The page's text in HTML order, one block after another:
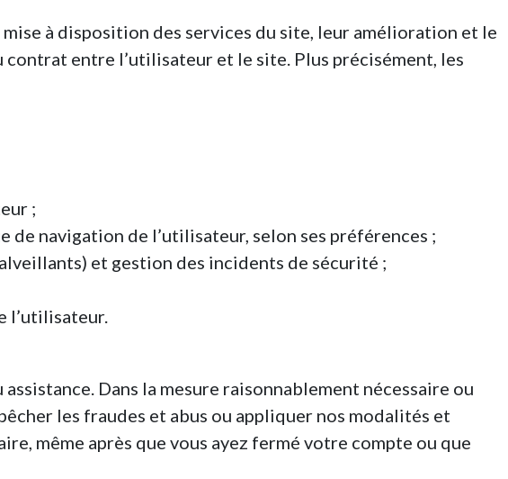
à disposition des services du site, leur amélioration et le
contrat entre l’utilisateur et le site. Plus précisément, les
;
navigation de l’utilisateur, selon ses préférences ;
et gestion des incidents de sécurité ;
l’utilisateur.
Dans la mesure raisonnablement nécessaire ou
les fraudes et abus ou appliquer nos modalités et
même après que vous ayez fermé votre compte ou que